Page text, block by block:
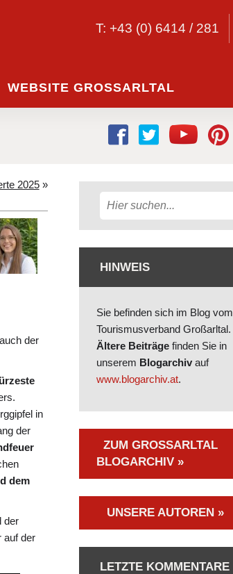
T: +43 (0) 6414 / 281
WEBSITE GROSSARLTAL
2025»
der
in
der
dem
der
auf der
HINWEIS
Sie befinden sich im Blog vom
Tourismusverband Großarltal.
Ältere Beiträgefinden Sie in
unserem Blogarchivauf
www.blogarchiv.at.
ZUM GROSSARLTAL B
LOGARCHIV »
UNSERE AUTOREN »
LETZTE KOMMENTARE